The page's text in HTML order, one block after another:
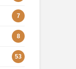
7
8
53